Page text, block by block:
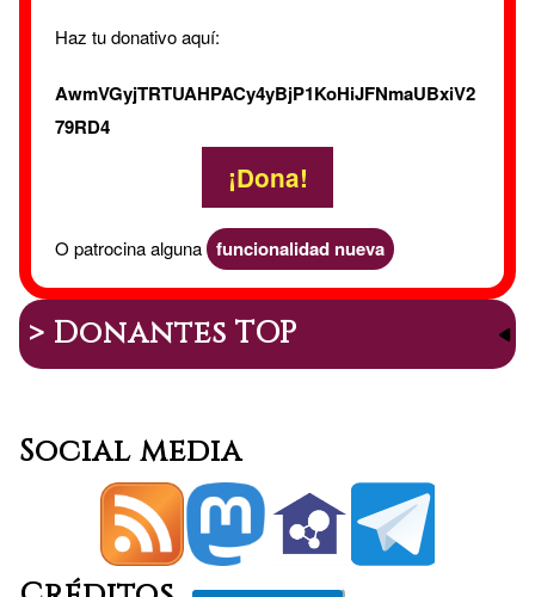
Haz tu donativo aquí:
AwmVGyjTRTUAHPACy4yBjP1KoHiJFNmaUBxiV2
79RD4
¡Dona!
O patrocina alguna funcionalidad nueva
> Donantes TOP
Social media